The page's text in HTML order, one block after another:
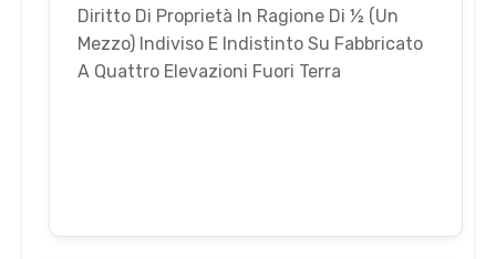
Diritto Di Proprietà In Ragione Di ½ (Un
Mezzo) Indiviso E Indistinto Su Fabbricato
A Quattro Elevazioni Fuori Terra